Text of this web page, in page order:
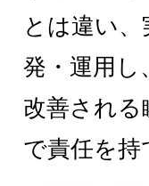
とは違い
発・運用し
改善される
で責任を持